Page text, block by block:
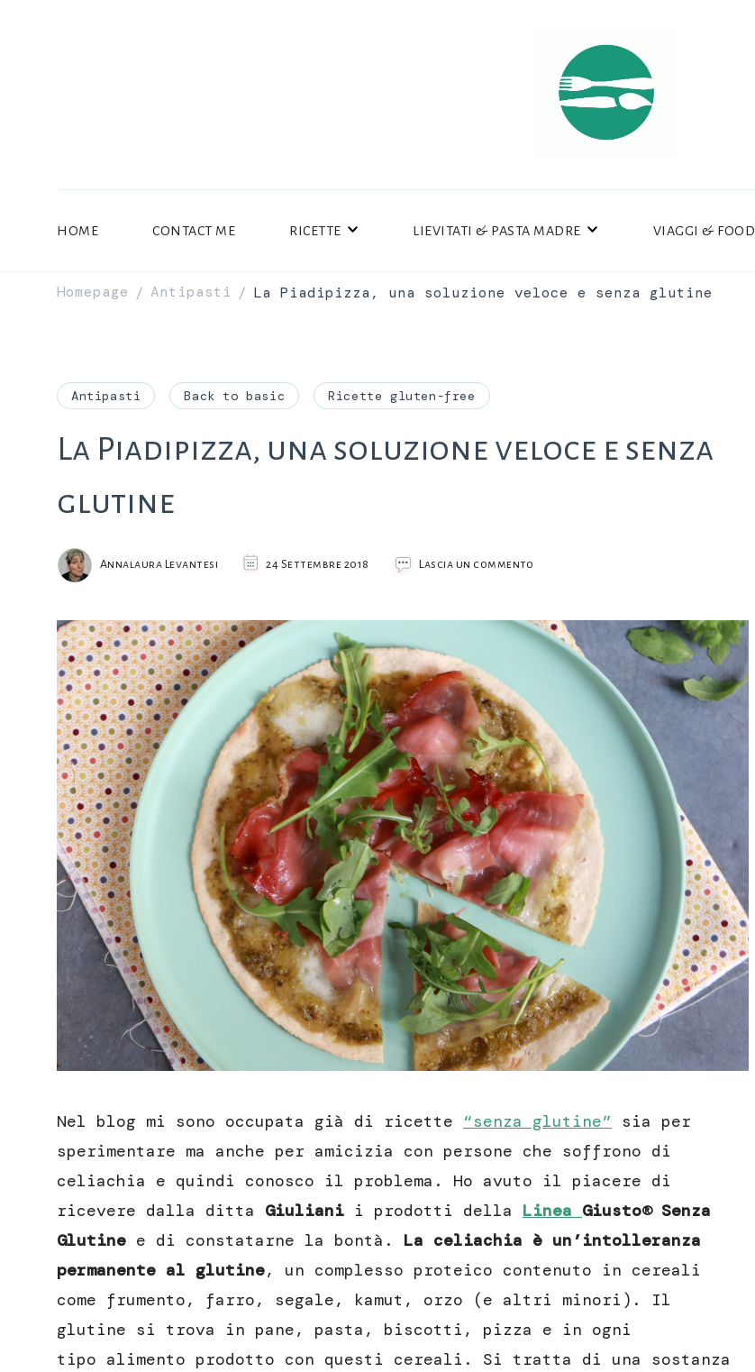
HOME CONTACT ME RICETTE LIEVITATI & PASTA MADRE VIAGGI & FOOD
Homepage / Antipasti / La Piadipizza, una soluzione veloce e senza glutine
Antipasti Back to basic Ricette gluten-free
La Piadipizza, una soluzione veloce e senza
glutine
Annalaura Levantesi 24 Settembre 2018 Lascia un commento
una
soluzione
veloce
glutine
Nel blog mi sono occupata già di ricette “senza glutine” sia per
sperimentare ma anche per amicizia con persone che soffrono di
celiachia e quindi conosco il problema. Ho avuto il piacere di
ricevere dalla ditta Giuliani i prodotti della Linea Giusto® Senza
Glutine e di constatarne la bontà. La celiachia è un’intolleranza
permanente al glutine, un complesso proteico contenuto in cereali
come frumento, farro, segale, kamut, orzo (e altri minori). Il
glutine si trova in pane, pasta, biscotti, pizza e in ogni
tipo alimento prodotto con questi cereali. Si tratta di una sostanza